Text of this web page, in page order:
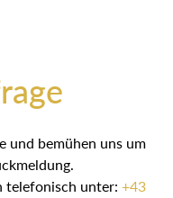
und bemühen uns um
telefonisch unter: +43